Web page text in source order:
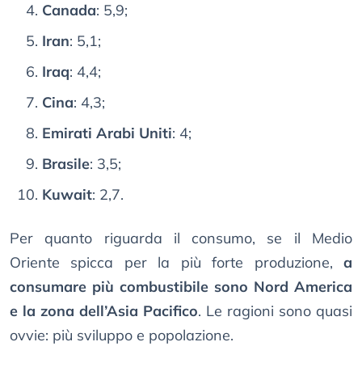
Canada: 5,9;
Iran: 5,1;
Iraq: 4,4;
Cina: 4,3;
Emirati Arabi Uniti: 4;
Brasile: 3,5;
Kuwait: 2,7.
Per quanto riguarda il consumo, se il Medio
Oriente spicca per la più forte produzione, a
consumare più combustibile sono Nord America
e la zona dell’Asia Pacifico. Le ragioni sono quasi
ovvie: più sviluppo e popolazione.